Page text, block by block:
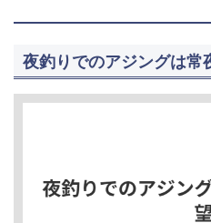
夜釣りでのアジングは常